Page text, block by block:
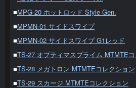
■MPG-20 ホットロッド Style Gen.
■MPMN-01 サイドスワイプ
■MPMN-02 サイドスワイプ G1レッド
■TS-27 オプティマスプライム MTMTE
■TS-28 メガトロン MTMTEコレクション
■TS-29 スカージ MTMTEコレクション